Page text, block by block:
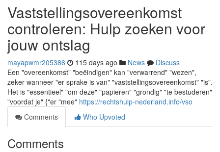
Vaststellingsovereenkomst
controleren: Hulp zoeken voor
jouw ontslag
mayapwmr205386 115 days ago News
Discuss
Een "overeenkomst" "beëindigen" kan "verwarrend" "wezen",
zeker wanneer "er sprake is van" "vaststellingsovereenkomst" "is".
Het is "essentieel" "om deze" "papieren" "grondig" "te bestuderen"
"voordat je" {"er "mee" https://rechtshulp-nederland.info/vso
Comments
Who Upvoted
Comments